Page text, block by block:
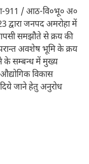
911 / आठ-वि०भू० अ०
जनपद अमरोहा में
समझौते से क्रय की
अवशेष भूमि के क्रय
के सम्बन्ध में मुख्य
विकास
जाने हेतु अनुरोध